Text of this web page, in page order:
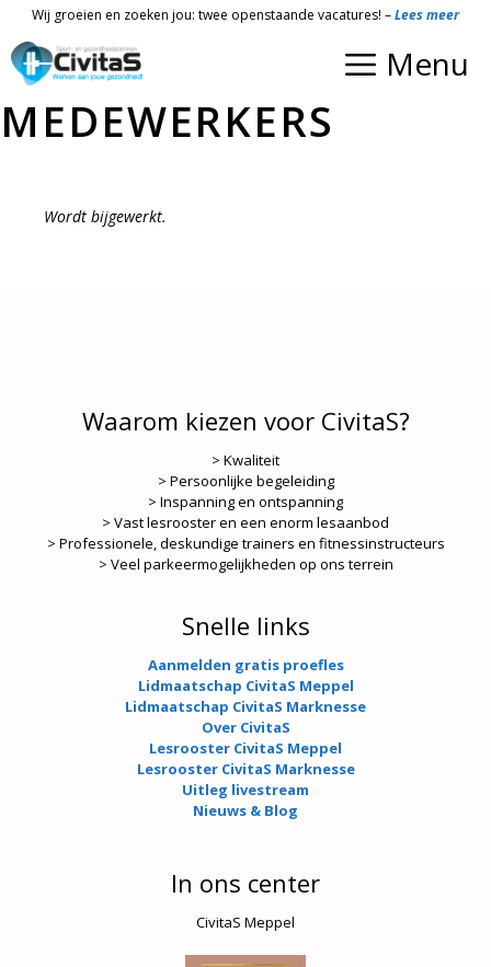
de
inhoud
Wij groeien en zoeken jou: twee openstaande vacatures! –Lees meer
Menu
MEDEWERKERS
Wordt bijgewerkt.
Waarom kiezen voor CivitaS?
> Kwaliteit
> Persoonlijke begeleiding
> Inspanning en ontspanning
> Vast lesrooster en een enorm lesaanbod
> Professionele, deskundige trainers en fitnessinstructeurs
> Veel parkeermogelijkheden op ons terrein
Snelle links
Aanmelden gratis proefles
Lidmaatschap CivitaS Meppel
Lidmaatschap CivitaS Marknesse
Over CivitaS
Lesrooster CivitaS Meppel
Lesrooster CivitaS Marknesse
Uitleg livestream
Nieuws & Blog
In ons center
CivitaS Meppel